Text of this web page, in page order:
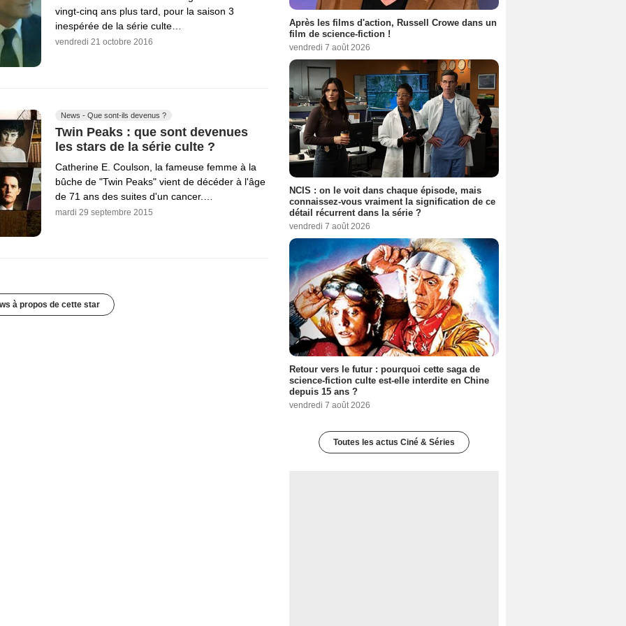
vingt-cinq ans plus tard, pour la saison 3
inespérée de la série culte…
vendredi 21 octobre 2016
News - Que sont-ils devenus ?
Twin Peaks : que sont devenues
les stars de la série culte ?
Catherine E. Coulson, la fameuse femme à la
bûche de "Twin Peaks" vient de décéder à l'âge
de 71 ans des suites d'un cancer.…
mardi 29 septembre 2015
à propos de cette star
Après les films d'action, Russell Crowe dans un
film de science-fiction !
vendredi 7 août 2026
NCIS : on le voit dans chaque épisode, mais
connaissez-vous vraiment la signification de ce
détail récurrent dans la série ?
vendredi 7 août 2026
Retour vers le futur : pourquoi cette saga de
science-fiction culte est-elle interdite en Chine
depuis 15 ans ?
vendredi 7 août 2026
Toutes les actus Ciné & Séries